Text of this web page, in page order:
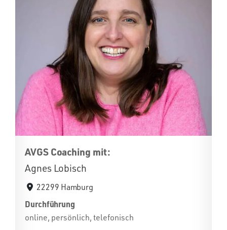
AVGS Coaching mit:
Agnes Lobisch
22299 Hamburg
Durchführung
online, persönlich, telefonisch